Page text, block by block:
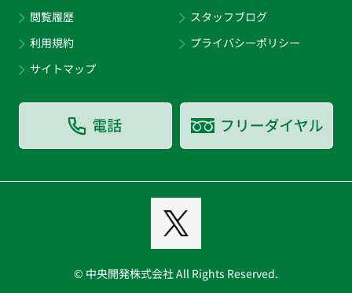
閲覧履歴
利用規約
サイトマップ
スタッフブログ
プライバシーポリシー
© 中央開発株式会社 All Rights Reserved.